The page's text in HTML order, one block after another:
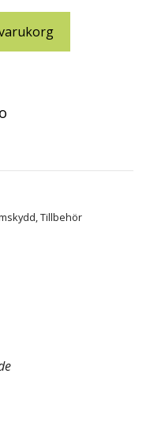
,Tillbehör